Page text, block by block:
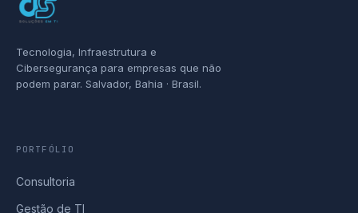
Tecnologia, Infraestrutura e
Cibersegurança para empresas que não
podem parar. Salvador, Bahia · Brasil.
PORTFÓLIO
Consultoria
Gestão de TI